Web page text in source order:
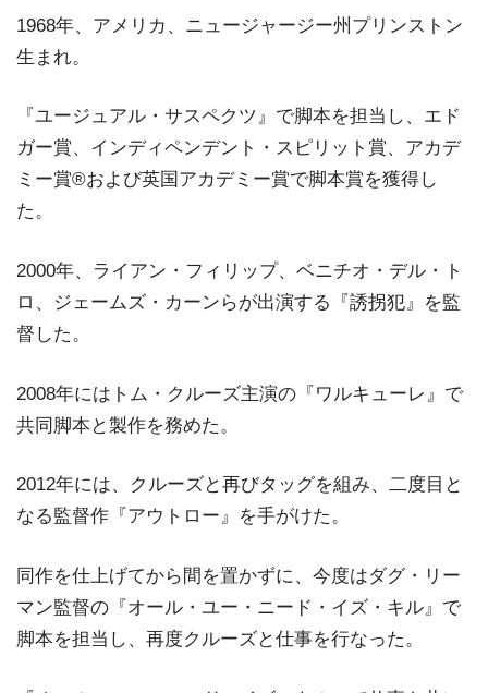
1968年、アメリカ、ニュージャージー州プリンストン
生まれ。
『ユージュアル・サスペクツ』で脚本を担当し、エド
ガー賞、インディペンデント・スピリット賞、アカデ
ミー賞®および英国アカデミー賞で脚本賞を獲得し
た。
2000年、ライアン・フィリップ、ベニチオ・デル・ト
ロ、ジェームズ・カーンらが出演する『誘拐犯』を監
督した。
2008年にはトム・クルーズ主演の『ワルキューレ』で
共同脚本と製作を務めた。
2012年には、クルーズと再びタッグを組み、二度目と
なる監督作『アウトロー』を手がけた。
同作を仕上げてから間を置かずに、今度はダグ・リー
マン監督の『オール・ユー・ニード・イズ・キル』で
脚本を担当し、再度クルーズと仕事を行なった。